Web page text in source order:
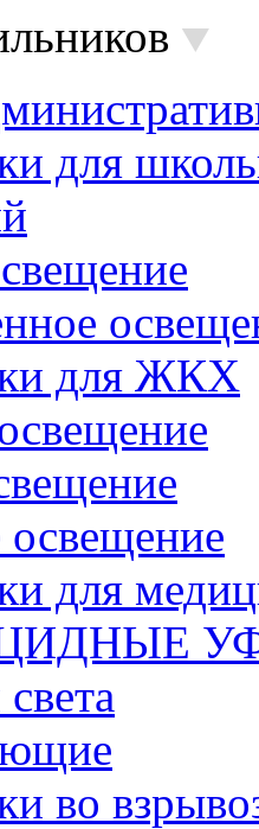
для
для ЖКХ
для
во